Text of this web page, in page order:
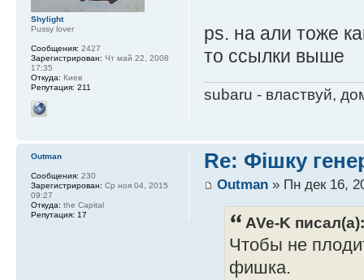
ps. на али тоже
то ссылки выше
subaru - властвуй,
Shylight
Pussy lover
Сообщения: 2427
Зарегистрирован: Чт май 22, 2008
17:35
Откуда: Киев
Репутация: 211
Re: Фішку
Outman» Пн дек 16,
AVe-K писал(а):
Чтобы не
фишка.
Outman
Сообщения: 230
Зарегистрирован: Ср ноя 04, 2015
09:27
Откуда: the Capital
Репутация: 17